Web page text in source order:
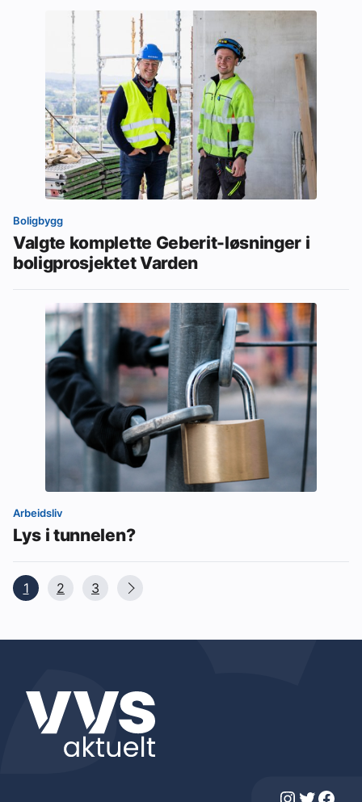
Boligbygg
Valgte komplette Geberit-løsninger i
boligprosjektet Varden
Arbeidsliv
Lys i tunnelen?
1 2 3
Instagram Twitter Facebook